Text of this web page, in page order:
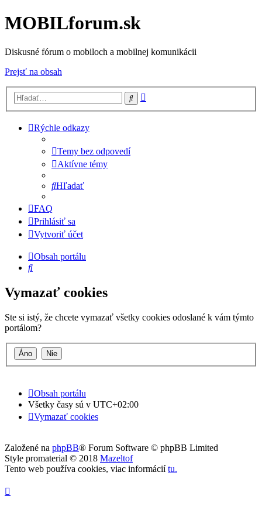
MOBILforum.sk
Diskusné fórum o mobiloch a mobilnej komunikácii
Prejsť na obsah
Hľadať
Rýchle odkazy
Temy bez odpovedí
Aktívne témy
Hľadať
FAQ
Prihlásiť sa
Vytvoriť účet
Obsah portálu
Hľadať
Vymazať cookies
Ste si istý, že chcete vymazať všetky cookies odoslané k vám týmto
portálom?
Obsah portálu
Všetky časy sú v UTC+02:00
Vymazať cookies
Založené na phpBB® Forum Software © phpBB Limited
Style promaterial © 2018 Mazeltof
Tento web používa cookies, viac informáciítu.